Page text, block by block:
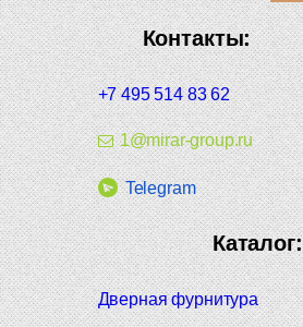
Контакты:
+7 495 514 83 62
1@mirar-group.ru
Telegram
Каталог:
Дверная фурнитура